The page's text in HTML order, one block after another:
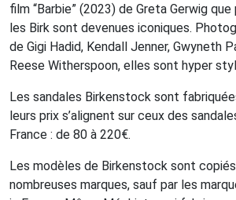
film “Barbie” (2023) de Greta Gerwig
les Birk sont devenues iconiques.
de Gigi Hadid, Kendall Jenner, Gwyneth
Reese Witherspoon, elles sont hyper
Les sandales Birkenstock sont
leurs prix s’alignent sur ceux des
France : de 80 à 220€.
Les modèles de Birkenstock sont
nombreuses marques, sauf par les